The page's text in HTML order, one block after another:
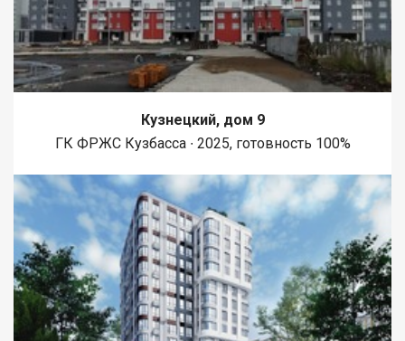
Кузнецкий, дом 9
ГК ФРЖС Кузбасса ∙ 2025, готовность 100%